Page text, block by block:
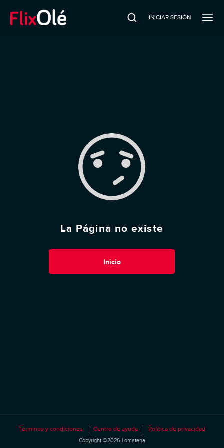
INICIAR SESIÓN
La Página no existe
Inicio
Términos y condiciones Centro de ayuda Política de privacidad
Copyright ©2026 Lomatena